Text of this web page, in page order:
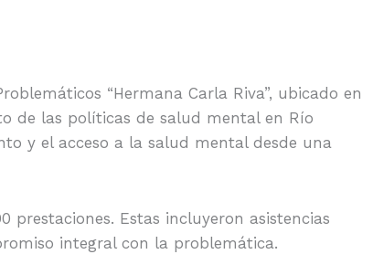
“Hermana Carla Riva”, ubicado en
de las políticas de salud mental en Río
y el acceso a la salud mental desde una
prestaciones. Estas incluyeron asistencias
integral con la problemática.